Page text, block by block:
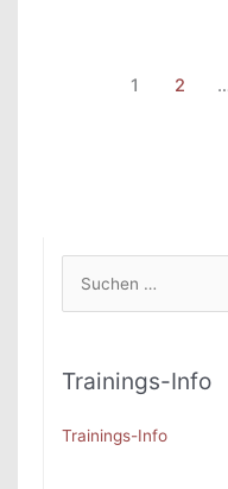
1 2
n
Trainings-Info
Trainings-Info